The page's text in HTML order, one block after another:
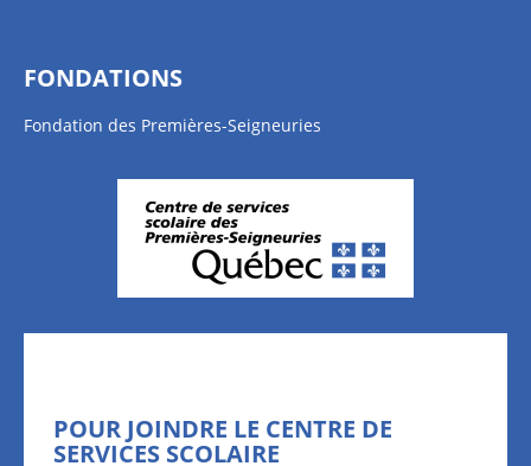
FONDATIONS
Fondation des Premières-Seigneuries
POUR JOINDRE LE CENTRE DE
SERVICES SCOLAIRE